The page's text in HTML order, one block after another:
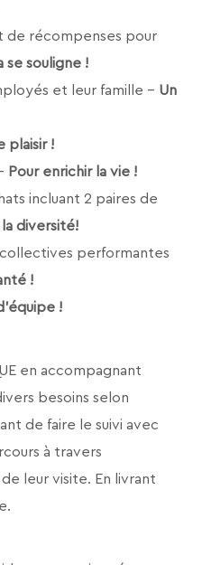
de récompenses pour
se souligne !
et leur famille – Un
plaisir !
Pour enrichir la vie !
incluant 2 paires de
la diversité!
collectives performantes
!
!
en accompagnant
besoins selon
de faire le suivi avec
à travers
leur visite. En livrant